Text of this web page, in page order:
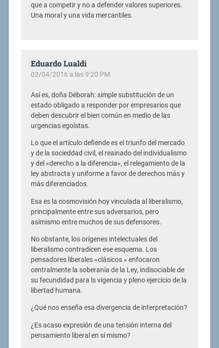
que a competir y no a defender valores superiores.
Una moral y una vida mercantiles.
Eduardo Lualdi
02/04/2016 a las 9:20 PM
Así es, doña Déborah: simple substitución de un
estado obligado a responder por empresarios que
deben descubrir el bien común en medio de las
urgencias egoístas.
Lo que el artículo defiende es el triunfo del mercado
y de la socieddad civil, el reainado del individualismo
y del «derecho a la diferencia», el relegamiento de la
ley abstracta y uniforme a favor de derechos más y
más diferenciados.
Esa es la cosmovisión hoy vinculada al liberalismo,
principalmente entre sus adversarios, pero
asimismo entre muchos de sus defensores.
No obstante, los orígenes intelectuales del
liberalismo contradicen ese esquema. Los
pensadores liberales «clásicos » enfocaron
centralmente la soberanía de la Ley, indisociable de
su fecundidad para ls vigencia y pleno ejercicio de la
libertad humana.
¿Qué nos enseña esa divergencia de interpretación?
¿Es acaso expresión de una tensión interna del
pensamiento liberal en sí mismo?